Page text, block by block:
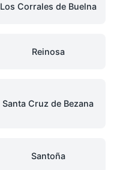
Los Corrales de Buelna
Reinosa
Santa Cruz de Bezana
Santoña